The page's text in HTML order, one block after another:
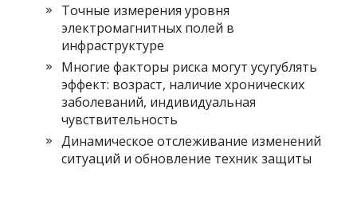
Точные измерения уровня
электромагнитных полей в
инфраструктуре
Многие факторы риска могут усугублять
эффект: возраст, наличие хронических
заболеваний, индивидуальная
чувствительность
Динамическое отслеживание изменений
ситуаций и обновление техник защиты